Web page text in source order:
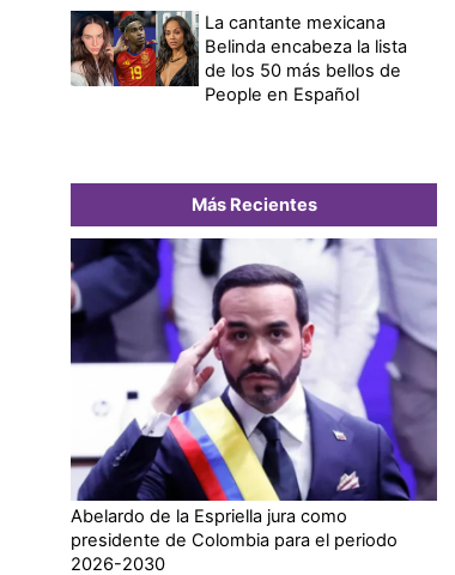
La cantante mexicana
Belinda encabeza la lista
de los 50 más bellos de
People en Español
Más Recientes
Abelardo de la Espriella jura como
presidente de Colombia para el periodo
2026-2030